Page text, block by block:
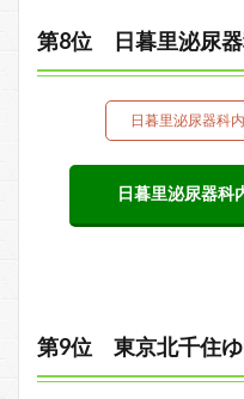
第8位 日暮里泌尿
日暮里泌尿器科
日暮里泌尿器
第9位 東京北千住